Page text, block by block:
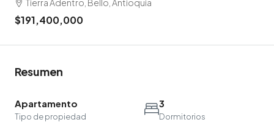
Tierra Adentro, Bello, Antioquia
$191,400,000
Resumen
Apartamento
Tipo de propiedad
3
Dormitorios